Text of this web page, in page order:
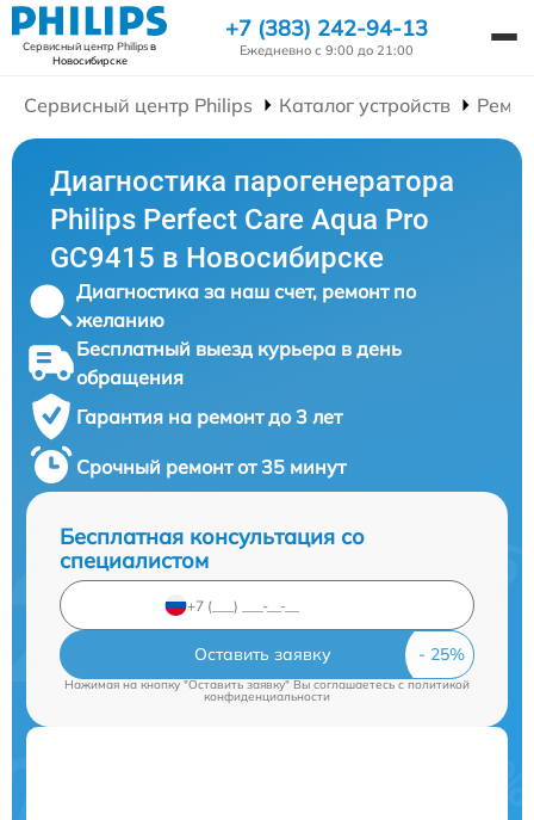
Сервисный центр Philipsв
Новосибирске
+7 (383) 242-94-13
Ежедневно с 9:00 до 21:00
Сервисный центр Philips Каталог устройств
Диагностика парогенератора
Philips Perfect Care Aqua Pro
GC9415 в Новосибирске
Диагностика за наш счет, ремонт по
желанию
Бесплатный выезд курьера в день
обращения
Гарантия на ремонт до 3 лет
Срочный ремонт от 35 минут
Бесплатная консультация со
специалистом
Оставить заявку
Нажимая на кнопку "Оставить заявку" Вы соглашаетесь c политикой
конфиденциальности